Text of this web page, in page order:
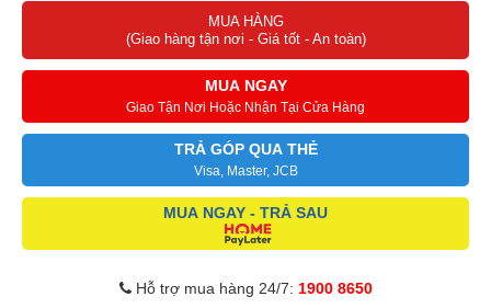
MUA HÀNG
(Giao hàng tận nơi - Giá tốt - An toàn)
MUA NGAY
Giao Tận Nơi Hoặc Nhận Tại Cửa Hàng
TRẢ GÓP QUA THẺ
Visa, Master, JCB
MUA NGAY - TRẢ SAU
Hỗ trợ mua hàng 24/7: 1900 8650